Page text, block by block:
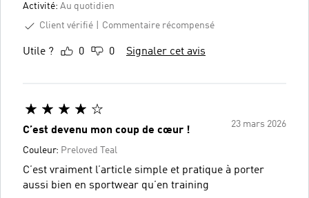
Activité: Au quotidien
Client vérifié
Commentaire récompensé
Utile ? 0 0 Signaler cet avis
23 mars 2026
C’est devenu mon coup de cœur !
Couleur: Preloved Teal
C’est vraiment l’article simple et pratique à porter
aussi bien en sportwear qu’en training